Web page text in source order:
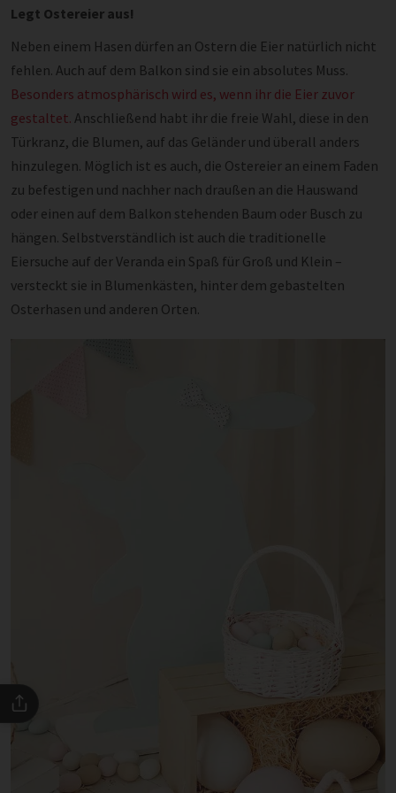
Legt Ostereier aus!
Neben einem Hasen dürfen an Ostern die Eier natürlich nicht
fehlen. Auch auf dem Balkon sind sie ein absolutes Muss.
Besonders atmosphärisch wird es, wenn ihr die Eier zuvor
gestaltet. Anschließend habt ihr die freie Wahl, diese in den
Türkranz, die Blumen, auf das Geländer und überall anders
hinzulegen. Möglich ist es auch, die Ostereier an einem Faden
zu befestigen und nachher nach draußen an die Hauswand
oder einen auf dem Balkon stehenden Baum oder Busch zu
hängen. Selbstverständlich ist auch die traditionelle
Eiersuche auf der Veranda ein Spaß für Groß und Klein –
versteckt sie in Blumenkästen, hinter dem gebastelten
Osterhasen und anderen Orten.